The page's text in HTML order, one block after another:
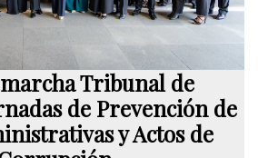
Tribunal de
de Prevención de
y Actos de